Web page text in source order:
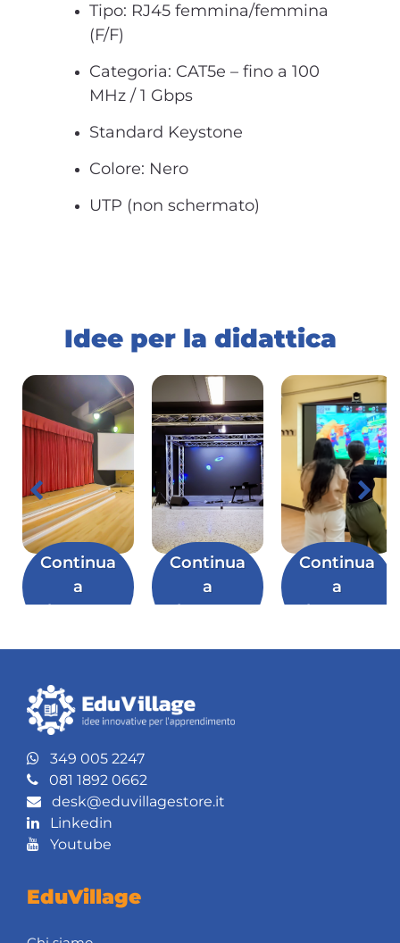
Tipo: RJ45 femmina/femmina
(F/F)
Categoria: CAT5e – fino a 100
MHz / 1 Gbps
Standard Keystone
Colore: Nero
UTP (non schermato)
Idee per la didattica
Continua
a
leggere
Continua
a
leggere
Continua
a
leggere
349 005 2247
081 1892 0662
desk@eduvillagestore.it
Linkedin
Youtube
EduVillage